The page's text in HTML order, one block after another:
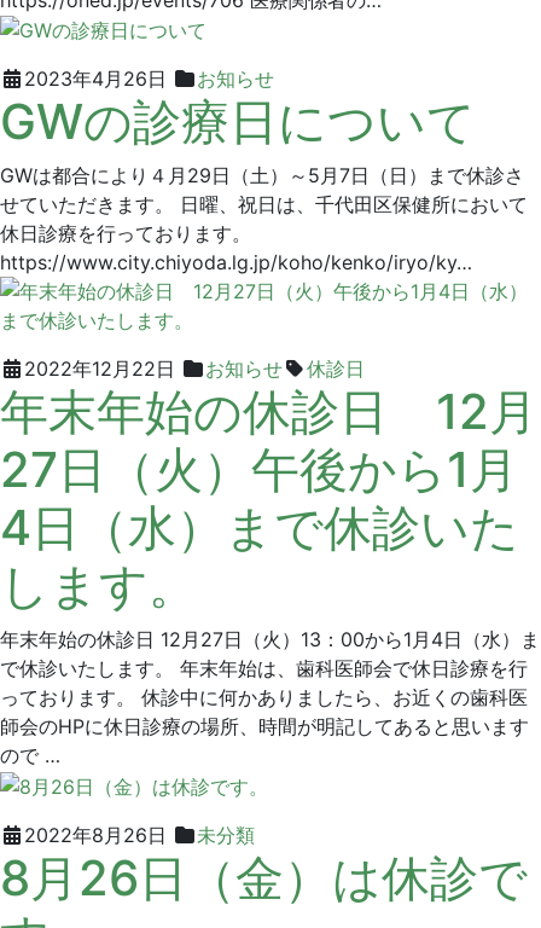
2023年4月26日 お知らせ2023
年
4
月
26
日
グ
リ
ー
ン
デ
ン
タ
ル
ク
ニ
ッ
ク
GWの診療日について
GWは都合により４月29日（土）～5月7日（日）まで休診さ
せていただきます。 日曜、祝日は、千代田区保健所において
休日診療を行っております。
https://www.city.chiyoda.lg.jp/koho/kenko/iryo/ky…
2022年12月22日 お知らせ 休診日
年
12
月
22
日
リ
ー
ン
デ
ン
タ
リ
ニ
ッ
ク
年末年始の休診日 12月
27日（火）午後から1月
4日（水）まで休診いた
します。
年末年始の休診日 12月27日（火）13：00から1月4日（水）ま
で休診いたします。 年末年始は、歯科医師会で休日診療を行
っております。 休診中に何かありましたら、お近くの歯科医
師会のHPに休日診療の場所、時間が明記してあると思います
ので …
2022年8月26日 未分類2022
年
8
グ
リ
ー
8月26日（金）は休診で